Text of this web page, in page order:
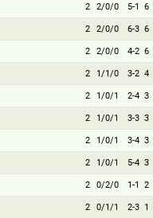
2 2/0/0 5-1 6
2 2/0/0 6-3 6
2 2/0/0 4-2 6
2 1/1/0 3-2 4
2 1/0/1 2-4 3
2 1/0/1 3-3 3
2 1/0/1 3-4 3
2 1/0/1 5-4 3
2 0/2/0 1-1 2
2 0/1/1 2-3 1